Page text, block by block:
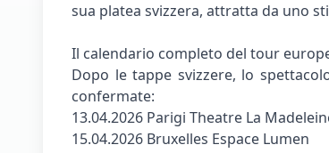
sua platea svizzera, attratta da uno
Il calendario completo del tour
Dopo le tappe svizzere, lo
confermate:
13.04.2026 Parigi Theatre La
15.04.2026 Bruxelles Espace Lumen